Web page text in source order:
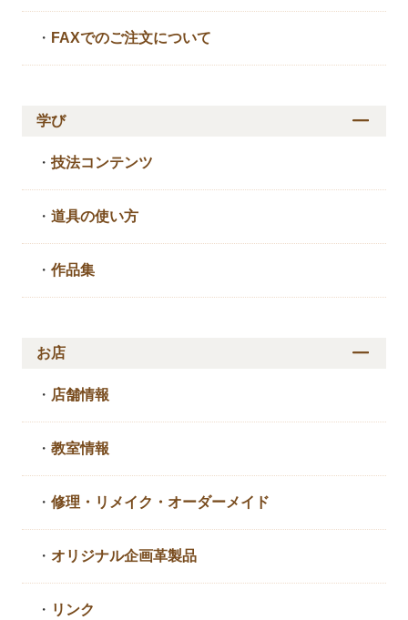
・ FAXでのご注文について
学び
・技法コンテンツ
・道具の使い方
・作品集
お店
・ 店舗情報
・教室情報
・修理・リメイク・ オーダーメイド
・ オリジナル企画革製品
・ リンク